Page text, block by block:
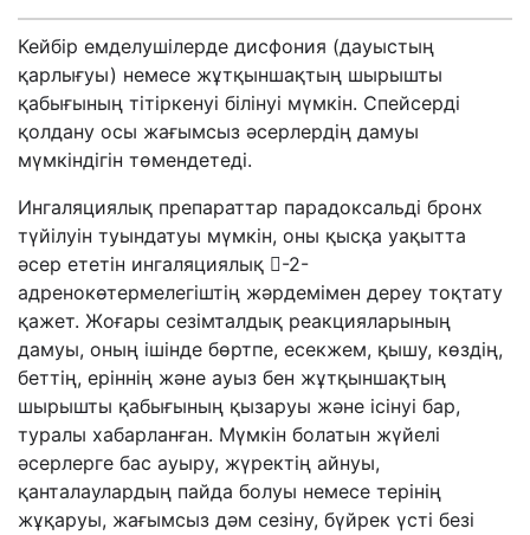
Кейбір емделушілерде дисфония (дауыстың
қарлығуы) немесе жұтқыншақтың шырышты
қабығының тітіркенуі білінуі мүмкін. Спейсерді
қолдану осы жағымсыз әсерлердің дамуы
мүмкіндігін төмендетеді.
Ингаляциялық препараттар парадоксальді бронх
түйілуін туындатуы мүмкін, оны қысқа уақытта
әсер ететін ингаляциялық -2-
адренокөтермелегіштің жәрдемімен дереу тоқтату
қажет. Жоғары сезімталдық реакцияларының
дамуы, оның ішінде бөртпе, есекжем, қышу, көздің,
беттің, еріннің және ауыз бен жұтқыншақтың
шырышты қабығының қызаруы және ісінуі бар,
туралы хабарланған. Мүмкін болатын жүйелі
әсерлерге бас ауыру, жүректің айнуы,
қанталаулардың пайда болуы немесе терінің
жұқаруы, жағымсыз дәм сезіну, бүйрек үсті безі